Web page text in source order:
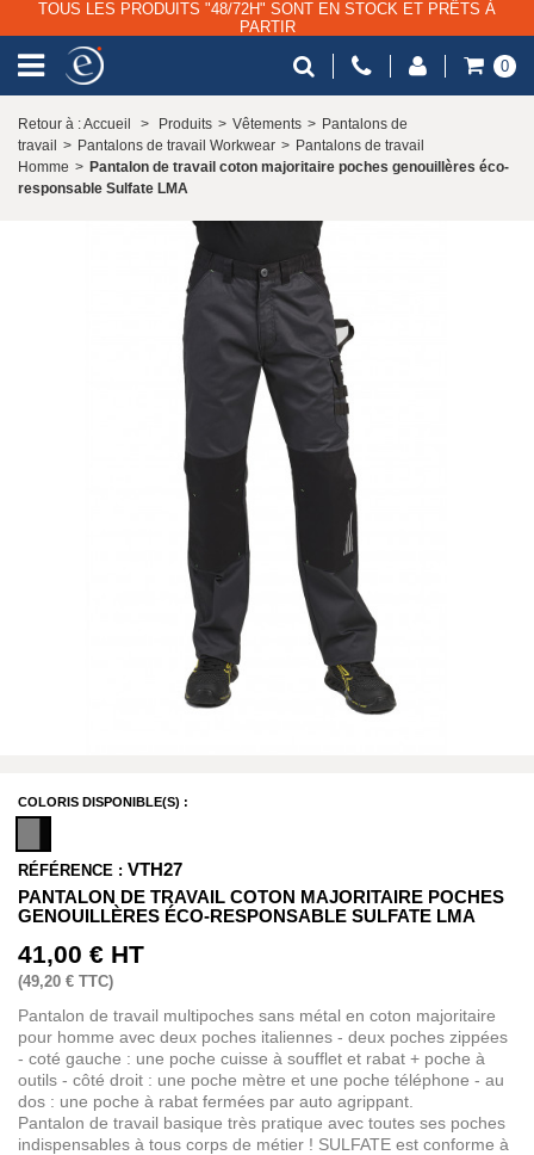
TOUS LES PRODUITS "48/72H" SONT EN STOCK ET PRÊTS À
PARTIR
0
Retour à : Accueil > Produits > Vêtements > Pantalons de
travail
> Pantalons de travail Workwear > Pantalons de travail
Homme > Pantalon de travail coton majoritaire poches genouillères éco-
responsable Sulfate LMA
COLORIS DISPONIBLE(S) :
RÉFÉRENCE : VTH27
PANTALON DE TRAVAIL COTON MAJORITAIRE POCHES
GENOUILLÈRES ÉCO-RESPONSABLE SULFATE LMA
41,00 € HT
(49,20 € TTC)
Pantalon de travail multipoches sans métal en coton majoritaire
pour homme avec deux poches italiennes - deux poches zippées
- coté gauche : une poche cuisse à soufflet et rabat + poche à
outils - côté droit : une poche mètre et une poche téléphone - au
dos : une poche à rabat fermées par auto agrippant.
Pantalon de travail basique très pratique avec toutes ses poches
indispensables à tous corps de métier ! SULFATE est conforme à